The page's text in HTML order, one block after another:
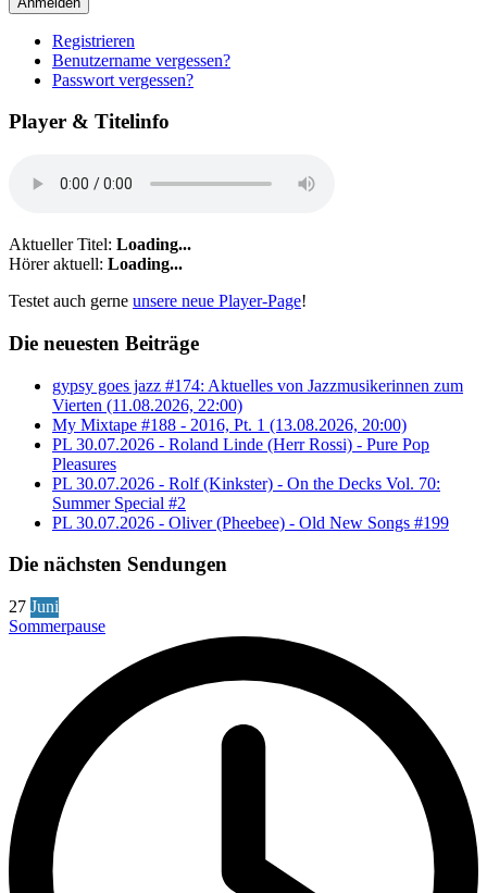
Registrieren
Benutzername vergessen?
Passwort vergessen?
Player & Titelinfo
Aktueller Titel: Loading...
Hörer aktuell: Loading...
Testet auch gerne unsere neue Player-Page!
Die neuesten Beiträge
gypsy goes jazz #174: Aktuelles von Jazzmusikerinnen zum
Vierten (11.08.2026, 22:00)
My Mixtape #188 - 2016, Pt. 1 (13.08.2026, 20:00)
PL 30.07.2026 - Roland Linde (Herr Rossi) - Pure Pop
Pleasures
PL 30.07.2026 - Rolf (Kinkster) - On the Decks Vol. 70:
Summer Special #2
PL 30.07.2026 - Oliver (Pheebee) - Old New Songs #199
Die nächsten Sendungen
27 Juni
Sommerpause